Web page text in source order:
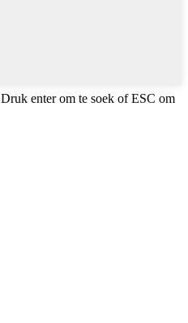
Druk enter om te soek of ESC om